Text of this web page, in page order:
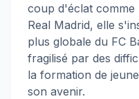
coup d'éclat
Real Madrid, elle
plus globale du FC
fragilisé par des
la formation de
son avenir.